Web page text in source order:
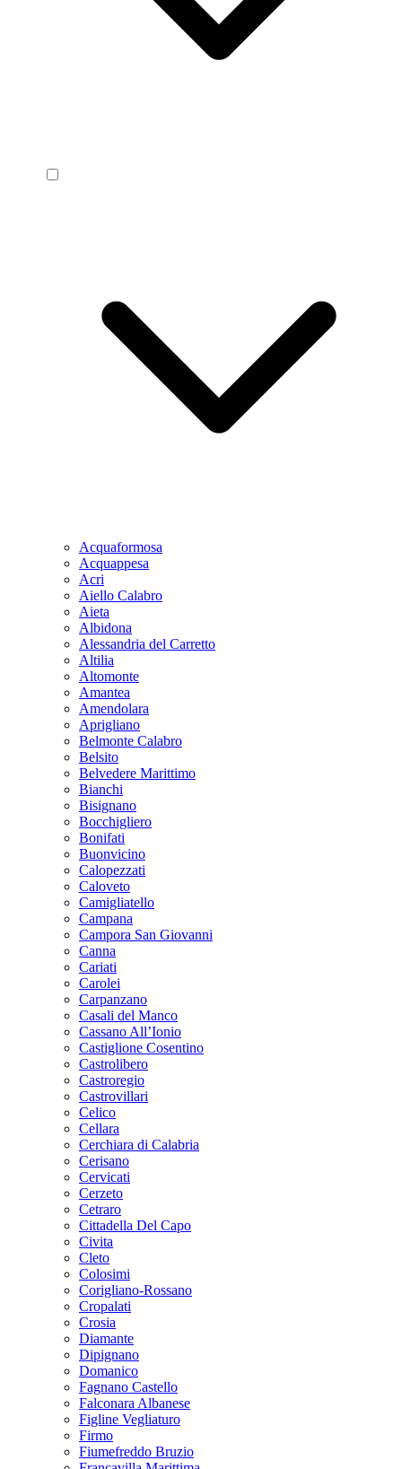
Acquaformosa
Acquappesa
Acri
Aiello Calabro
Aieta
Albidona
Alessandria del Carretto
Altilia
Altomonte
Amantea
Amendolara
Aprigliano
Belmonte Calabro
Belsito
Belvedere Marittimo
Bianchi
Bisignano
Bocchigliero
Bonifati
Buonvicino
Calopezzati
Caloveto
Camigliatello
Campana
Campora San Giovanni
Canna
Cariati
Carolei
Carpanzano
Casali del Manco
Cassano All’Ionio
Castiglione Cosentino
Castrolibero
Castroregio
Castrovillari
Celico
Cellara
Cerchiara di Calabria
Cerisano
Cervicati
Cerzeto
Cetraro
Cittadella Del Capo
Civita
Cleto
Colosimi
Corigliano-Rossano
Cropalati
Crosia
Diamante
Dipignano
Domanico
Fagnano Castello
Falconara Albanese
Figline Vegliaturo
Firmo
Fiumefreddo Bruzio